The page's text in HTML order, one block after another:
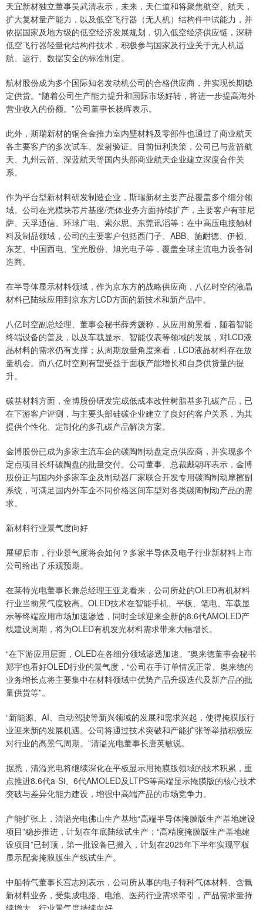
天宜新材独立董事吴武清表示，未来，天仁道和将聚焦航空、航天，
扩大复材量产能力，以及低空飞行器（无人机）结构件中试能力，并
依据国家及地方级的低空经济发展规划，切入低空经济供应链，深耕
低空飞行器轻量化结构件技术，积极参与国家及行业关于无人机适
航、运行、数据安全的标准制定。
航材股份成为多个国际知名发动机公司的合格供应商，并实现长期稳
定供货。“随着公司生产能力提升和国际市场好转，将进一步提高海外
营业收入的份额。”公司董事长杨晖表示。
此外，斯瑞新材的铜合金推力室内壁材料及零部件也通过了商业航天
各主要客户的多次试车、发射验证。目前恒利决策，公司已与蓝箭航
天、九州云箭、深蓝航天等国内头部商业航天企业建立深度合作关
系。
作为平台型新材料研发制造企业，斯瑞新材主要产品覆盖多个细分领
域。公司在光模块芯片基座/壳体业务方面持续扩产，主要客户有菲尼
萨、天孚通信、环球广电、索尔思、东莞讯滔等；在中高压电接触材
料及制品领域，公司的主要客户包括西门子、ABB、施耐德、伊顿、
东芝、中国西电、宝光股份、旭光电子等，覆盖全球主流电力设备制
造商。
在半导体显示材料领域，作为京东方的战略供应商，八亿时空的液晶
材料已陆续应用到京东方LCD方面的新技术和新产品中。
八亿时空副总经理、董事会秘书薛秀媛称，从应用前景看，随着智能
终端设备的普及，以及车载显示、智能仪表等领域的发展，对LCD液
晶材料的需求仍有支撑；从周期放量角度来看，LCD液晶材料存在放
量机会。而八亿时空则有望受益于面板产能增长和自身供货量的提
升。
碳基材料方面，金博股份研发完成低成本改性树脂基多孔碳产品，已
在下游客户评测，与主要头部硅碳企业建立了良好的客户关系，为其
提供个性化、定制化的多孔碳产品解决方案。
金博股份已成为多家主流车企的碳陶制动盘定点供应商，并实现多个
定点项目长纤碳陶盘的批量交付。公司董事、总裁戴朝晖表示，金博
股份正与国内外多家车企及制动器厂家联合开发专用碳陶制动摩擦副
系统，可满足国内外车企不同价格区间车型对各类碳陶制动产品的需
求。
新材料行业景气度向好
展望后市，行业景气度将会如何？多家半导体及电子行业新材料上市
公司给出了乐观预期。
在莱特光电董事长兼总经理王亚龙看来，公司所处的OLED有机材料
行业当前景气度较高。OLED技术在智能手机、平板、笔电、车载显
示等终端应用市场加速渗透，同时全球迎来全新的8.6代AMOLED产
线建设周期，将为OLED有机发光材料需求带来大幅增长。
“在下游应用层面，OLED在各细分领域渗透加速。”奥来德董事会秘书
郑宇也看好OLED行业的景气度，“公司在手订单情况正常。奥来德的
业务增长点将主要集中在材料领域中优势产品升级迭代及新产品的批
量供货等”。
“新能源、AI、自动驾驶等新兴领域的发展和需求兴起，使得掩膜版行
业迎来新的发展机遇。公司将通过技术突破和产能扩张等举措积极应
对行业的高景气周期。”清溢光电董事长唐英敏说。
据悉，清溢光电将继续深化在平板显示用掩膜版领域的技术积累，重
点推进8.6代a-Si、6代AMOLED及LTPS等高端显示掩膜版的核心技术
突破与差异化能力建设，增强中高端产品的市场竞争力。
产能扩张上，清溢光电佛山生产基地“高端半导体掩膜版生产基地建设
项目”稳步推进，计划在年底陆续试生产；“高精度掩膜版生产基地建
设项目”已封顶，第一批设备已搬入，计划在2025年下半年实现平板
显示配套掩膜版生产线试生产。
中船特气董事长宫志刚表示，公司所从事的电子特种气体材料、含氟
新材料业务，受集成电路、电池、医药行业需求牵引，产品需求量持